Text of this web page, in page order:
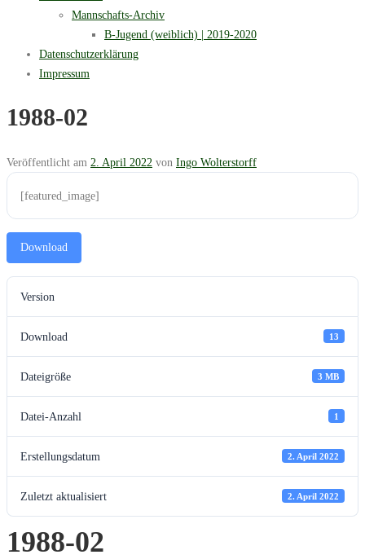
Mannschafts-Archiv
B-Jugend (weiblich) | 2019-2020
Datenschutzerklärung
Impressum
1988-02
Veröffentlicht am 2. April 2022 von Ingo Wolterstorff
[featured_image]
Download
Version
Download 13
Dateigröße 3 MB
Datei-Anzahl 1
Erstellungsdatum 2. April 2022
Zuletzt aktualisiert 2. April 2022
1988-02